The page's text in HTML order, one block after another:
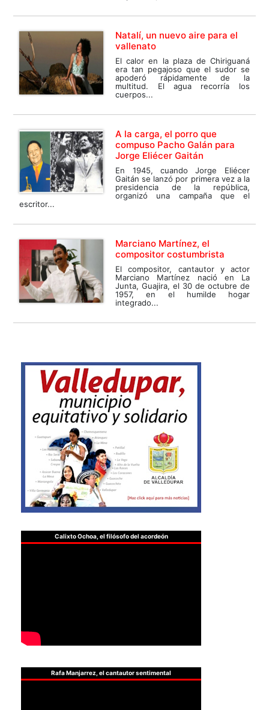
Natalí, un nuevo aire para el
vallenato
El calor en la plaza de Chiriguaná
era tan pegajoso que el sudor se
apoderó rápidamente de la
multitud. El agua recorría los
cuerpos...
A la carga, el porro que
compuso Pacho Galán para
Jorge Eliécer Gaitán
En 1945, cuando Jorge Eliécer
Gaitán se lanzó por primera vez a la
presidencia de la república,
organizó una campaña que el
escritor...
Marciano Martínez, el
compositor costumbrista
El compositor, cantautor y actor
Marciano Martínez nació en La
Junta, Guajira, el 30 de octubre de
1957, en el humilde hogar
integrado...
Calixto Ochoa, el filósofo del acordeón
Rafa Manjarrez, el cantautor sentimental